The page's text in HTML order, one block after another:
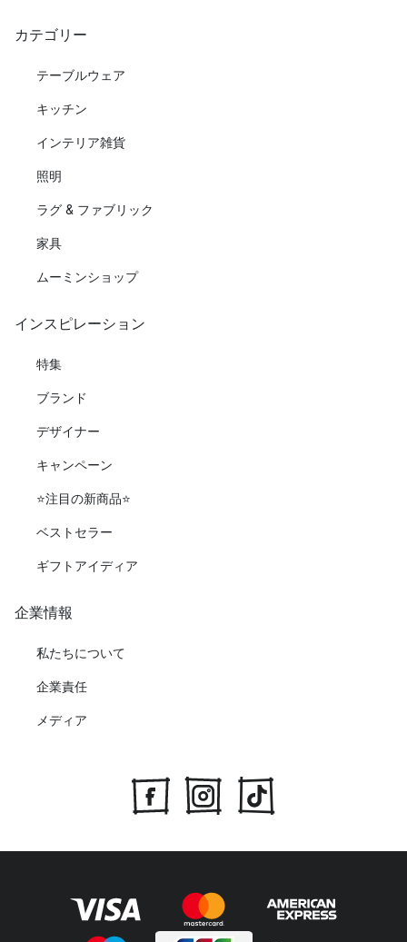
カテゴリー
テーブルウェア
キッチン
インテリア雑貨
照明
ラグ & ファブリック
家具
ムーミンショップ
インスピレーション
特集
ブランド
デザイナー
キャンペーン
⭐️注目の新商品⭐️
ベストセラー
ギフトアイディア
企業情報
私たちについて
企業責任
メディア